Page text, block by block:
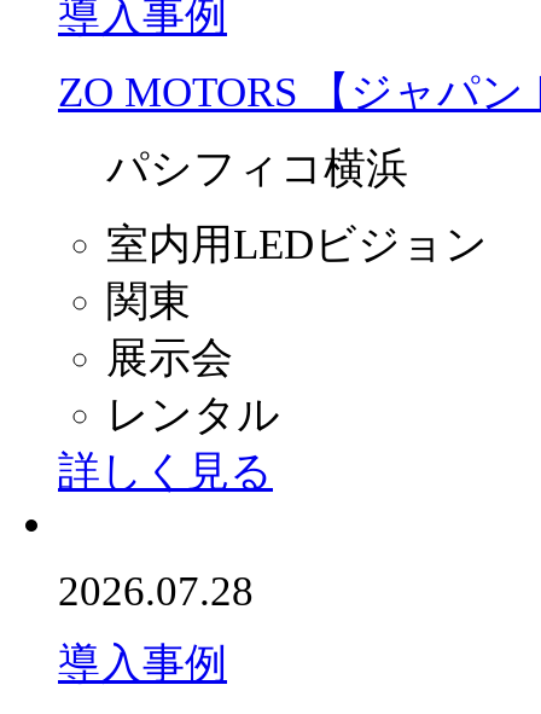
導入事例
ZO MOTORS 【ジャパ
パシフィコ横浜
室内用LEDビジョン
関東
展示会
レンタル
詳しく見る
2026.07.28
導入事例